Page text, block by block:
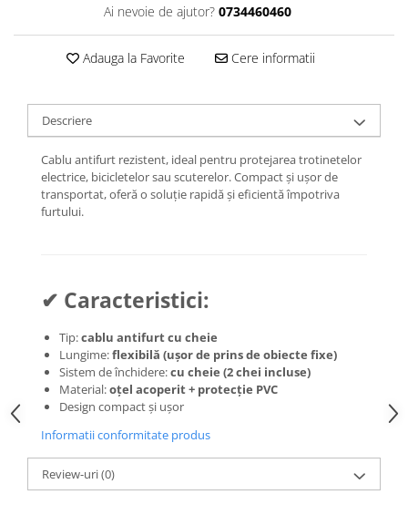
Electronică
Display-uri / ecrane
Lumini / iluminare
Cabluri motoare
Senzori Hall
Încărcătoare
Prize de încărcare
Cabluri pentru baterii
Componente baterii
Localizatoare GPS
Mecanică
Furci / mânere principale &
secundare
Pliere, pasadores & tije
Ai nevoie de ajutor? 0734460460
Adauga la Favorite Cere informatii
Descriere
Cablu antifurt rezistent, ideal pentru protejarea trotinetelor
electrice, bicicletelor sau scuterelor. Compact și ușor de
transportat, oferă o soluție rapidă și eficientă împotriva
furtului.
✔ Caracteristici:
Tip:cablu antifurt cu cheie
Lungime:flexibilă (ușor de prins de obiecte fixe)
Sistem de închidere:cu cheie (2 chei incluse)
Material:oțel acoperit + protecție PVC
Design compact și ușor
Informatii conformitate produs
Review-uri(0)